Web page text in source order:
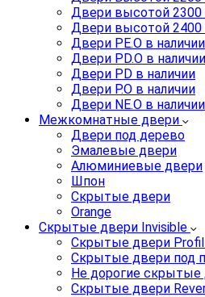
Двери высотой 2300
Двери высотой 2400
Двери PE.O в наличии
Двери PD.O в наличии
Двери PD в наличии
Двери P.O в наличии
Двери NE.O в наличии
Межкомнатные двери
Двери под дерево
Эмалевые двери
Алюминиевые двери
Шпон
Скрытые двери
Orange
Скрытые двери Invisible
Скрытые двери
Скрытые двери под
Не дорогие скрытые
Скрытые двери